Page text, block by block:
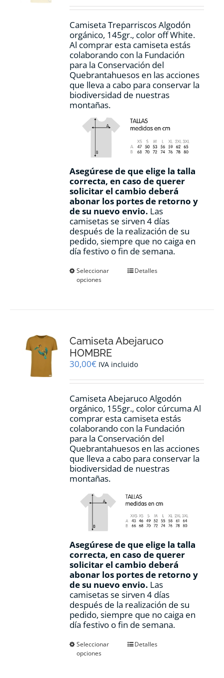
la
de
producto
Camiseta Treparriscos Algodón
orgánico, 145gr., color off White.
Al comprar esta camiseta estás
colaborando con la Fundación
para la Conservación del
Quebrantahuesos en las acciones
que lleva a cabo para conservar la
biodiversidad de nuestras
montañas.
Asegúrese de que elige la talla
correcta, en caso de querer
solicitar el cambio deberá
abonar los portes de retorno y
de su nuevo envio. Las
camisetas se sirven 4 días
después de la realización de su
pedido, siempre que no caiga en
día festivo o fin de semana.
Seleccionar
opciones
Este
se
elegir
la
de
producto
Detalles
Camiseta Abejaruco
HOMBRE
30,00€ IVA incluido
Camiseta Abejaruco Algodón
orgánico, 155gr., color cúrcuma Al
comprar esta camiseta estás
colaborando con la Fundación
para la Conservación del
Quebrantahuesos en las acciones
que lleva a cabo para conservar la
biodiversidad de nuestras
montañas.
Asegúrese de que elige la talla
correcta, en caso de querer
solicitar el cambio deberá
abonar los portes de retorno y
de su nuevo envio. Las
camisetas se sirven 4 días
después de la realización de su
pedido, siempre que no caiga en
día festivo o fin de semana.
Seleccionar
opciones
EsteDetalles